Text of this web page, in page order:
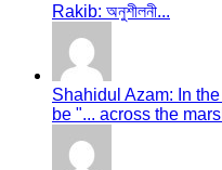
Rakib: অনুশীলনী...
Shahidul Azam: In the
be "... across the